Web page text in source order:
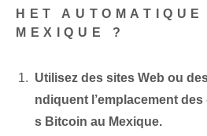
HET
MEXIQUE ?
Utilisez des sites Web ou
ndiquent l’emplacement
s Bitcoin au Mexique.